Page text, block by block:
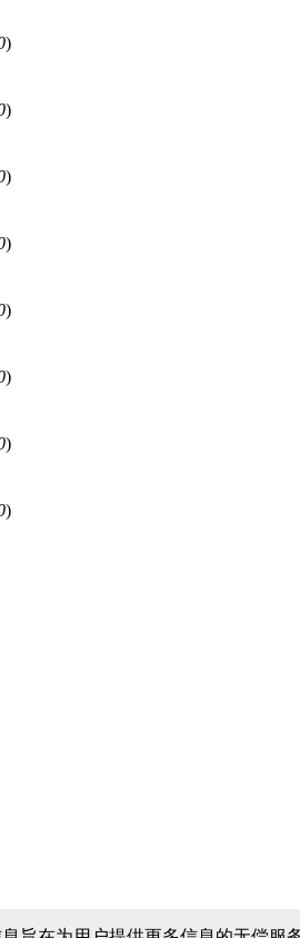
)
)
)
)
)
)
)
)